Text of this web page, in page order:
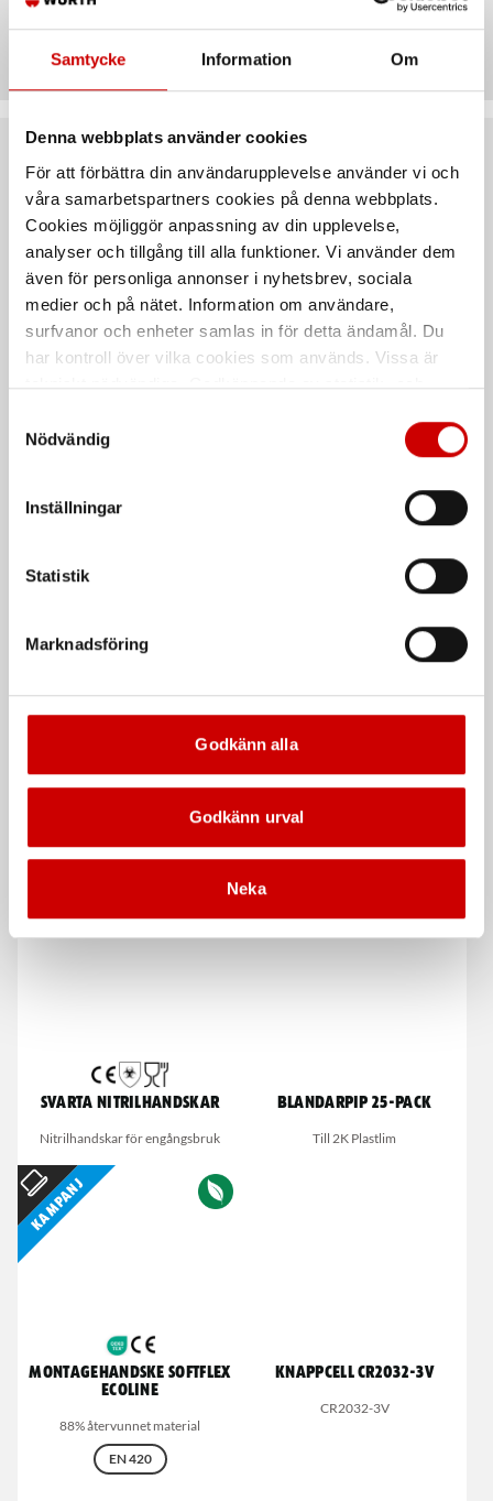
Samtycke Information Om
Denna webbplats använder cookies
För att förbättra din användarupplevelse använder vi och
våra samarbetspartners cookies på denna webbplats.
Cookies möjliggör anpassning av din upplevelse,
analyser och tillgång till alla funktioner. Vi använder dem
även för personliga annonser i nyhetsbrev, sociala
medier och på nätet. Information om användare,
surfvanor och enheter samlas in för detta ändamål. Du
har kontroll över vilka cookies som används. Vissa är
tekniskt nödvändiga. Godkännande av statistik- och
länder utanför EU med olika dataskyddsnormer. Genom
att godkänna samtycker du till sådana överföringar. Läs
Nödvändig
Inställningar
Statistik
Marknadsföring
Godkänn alla
Godkänn urval
Neka
Recensioner
Rekommenderat baserat på vald produkt
hårdhäftande
Självhäftande skyddsfilm
Röd tunn Polyetenfolie för skydd av
Krympisolerade DS
Skarvhylsa Duraseal DS-Serien med
invändigt lim
skydd och säkring.
De som köpte, köpte även
Svarta nitrilhandskar
Nitrilhandskar för engångsbruk
Blandarpip 25-pack
Till 2K Plastlim
Kampanj
Montagehandske Softflex
Ecoline
88% återvunnet material
EN 420
Knappcell CR2032-3V
CR2032-3V